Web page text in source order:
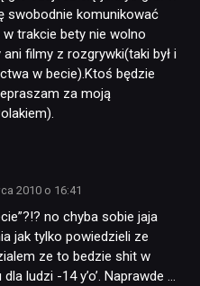
swobodnie komunikować
trakcie bety nie wolno
filmy z rozgrywki(taki był i
w becie).Ktoś będzie
za moją
2010 o 16:41
no chyba sobie jaja
jak tylko powiedzieli ze
ze to bedzie shit w
ludzi -14 y’o’. Naprawde …